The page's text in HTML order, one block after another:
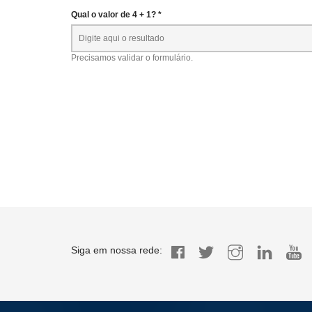
Qual o valor de 4 + 1? *
Precisamos validar o formulário.
Siga em nossa rede: